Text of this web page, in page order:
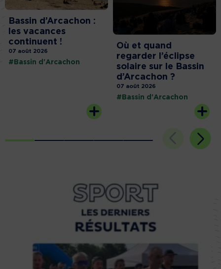
Bassin d’Arcachon :
les vacances
continuent !
07 août 2026
#Bassin d'Arcachon
Où et quand
regarder l’éclipse
solaire sur le Bassin
d’Arcachon ?
07 août 2026
#Bassin d'Arcachon